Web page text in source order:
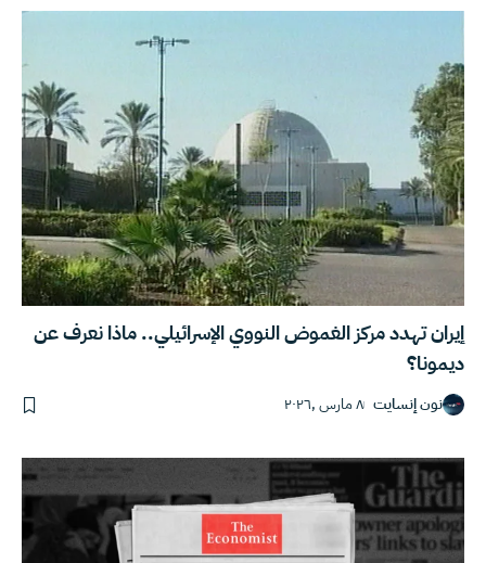
إيران تهدد مركز الغموض النووي الإسرائيلي.. ماذا نعرف عن
ديمونا؟
نون إنسايت ٨ مارس ,٢٠٢٦